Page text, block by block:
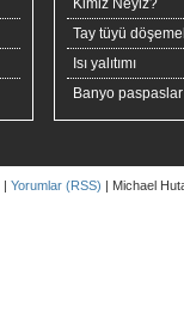
Kimiz Neyiz?
Tay tüyü
Isı yalıtımı
Banyo
| Yorumlar (RSS) | Michael